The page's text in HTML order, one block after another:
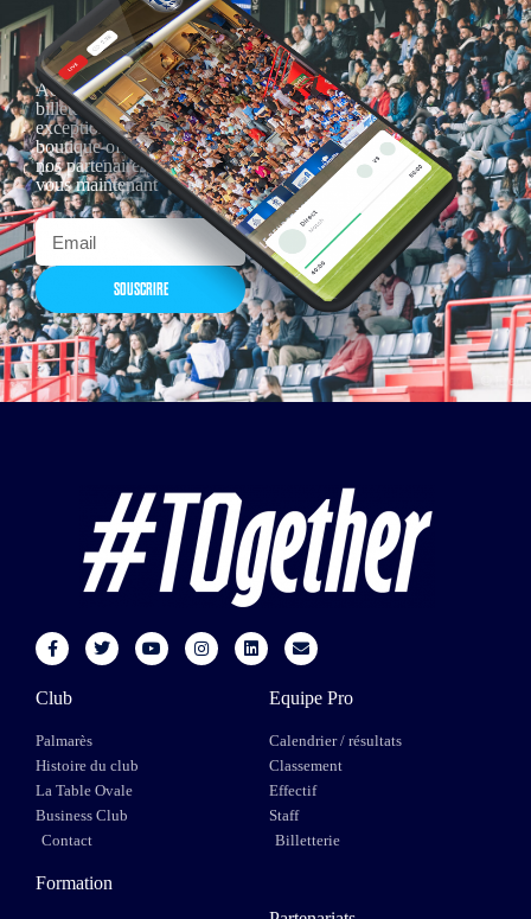
Actualités, nouveautés,
billetterie, remises
exceptionnelles dans la
boutique officielles & chez
nos partenaires… Inscrivez-
vous maintenant
SOUSCRIRE
Club
Palmarès
Histoire du club
La Table Ovale
Business Club
Contact
Equipe Pro
Calendrier / résultats
Classement
Effectif
Staff
Billetterie
Formation